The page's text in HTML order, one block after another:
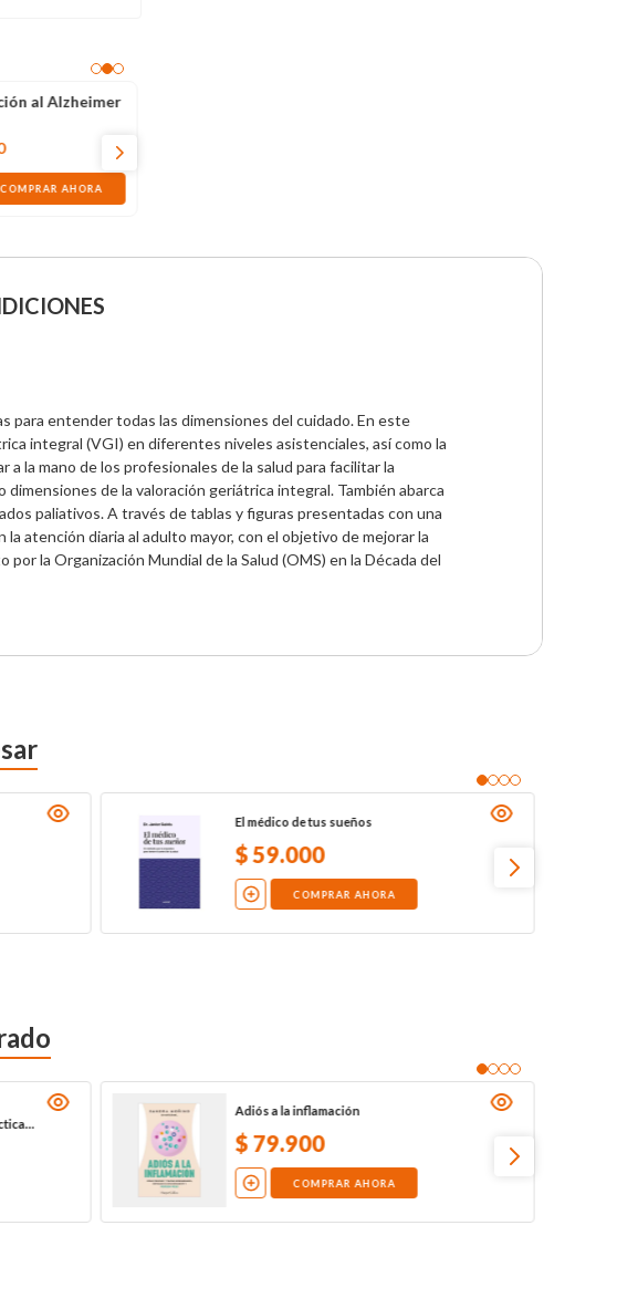
al Alzheimer
COMPRAR AHORA
para entender todas las dimensiones del cuidado. En este
integral (VGI) en diferentes niveles asistenciales, así como la
la mano de los profesionales de la salud para facilitar la
de la valoración geriátrica integral. También abarca
paliativos. A través de tablas y figuras presentadas con una
atención diaria al adulto mayor, con el objetivo de mejorar la
la Organización Mundial de la Salud (OMS) en la Década del
El médico de tus sueños
$59.000
COMPRAR AHORA
Adiós a la inflamación
$79.900
COMPRAR AHORA